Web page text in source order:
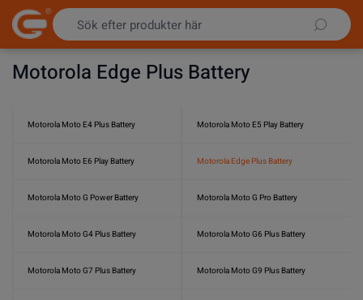
Hoppa till innehållet
Motorola Edge Plus Battery
Motorola Moto E4 Plus Battery Motorola Moto E5 Play Battery
Motorola Moto E6 Play Battery Motorola Edge Plus Battery
Motorola Moto G Power Battery Motorola Moto G Pro Battery
Motorola Moto G4 Plus Battery Motorola Moto G6 Plus Battery
Motorola Moto G7 Plus Battery Motorola Moto G9 Plus Battery